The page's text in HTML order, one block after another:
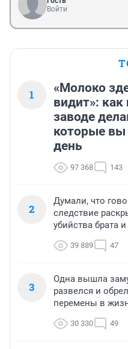
Войти
1
«Молоко
видит»:
заводе
которые
день
97 368 143
2
Думали, что
следствие
убийства брата
39 889 47
3
Одна вышла
развелся и
перемены в
30 330 49